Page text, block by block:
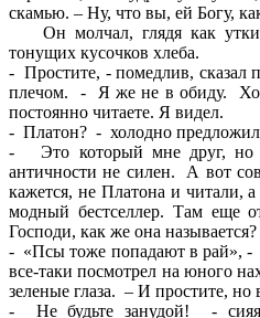
скамью. – Ну, что вы, ей Богу,
Он молчал, глядя как утки,
тонущих кусочков хлеба.
- Простите, - помедлив, сказал
плечом. - Я же не в обиду.
постоянно читаете. Я видел.
- Платон? - холодно предложил
- Это который мне друг, но
античности не силен. А вот
кажется, не Платона и читали,
модный бестселлер. Там еще
Господи, как же она называется?
- «Псы тоже попадают в рай», -
все-таки посмотрел на юного
зеленые глаза. – И простите,
- Не будьте занудой! - сияя,